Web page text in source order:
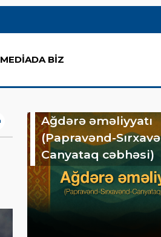
MEDİADA BİZ
Ağdərə əməliyyatı
(Papravənd-
Canyataq cəbhəsi)